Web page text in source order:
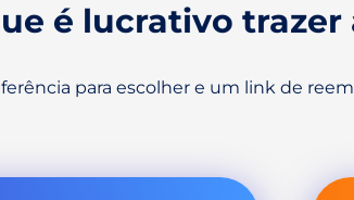
é lucrativo trazer
para escolher e um link de